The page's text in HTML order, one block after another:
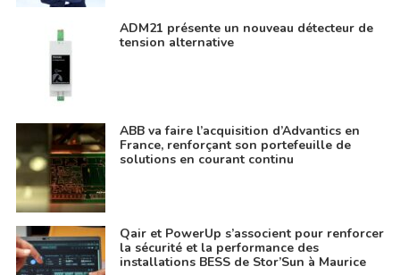
ADM21 présente un nouveau détecteur de
tension alternative
ABB va faire l’acquisition d’Advantics en
France, renforçant son portefeuille de
solutions en courant continu
Qair et PowerUp s’associent pour renforcer
la sécurité et la performance des
installations BESS de Stor’Sun à Maurice